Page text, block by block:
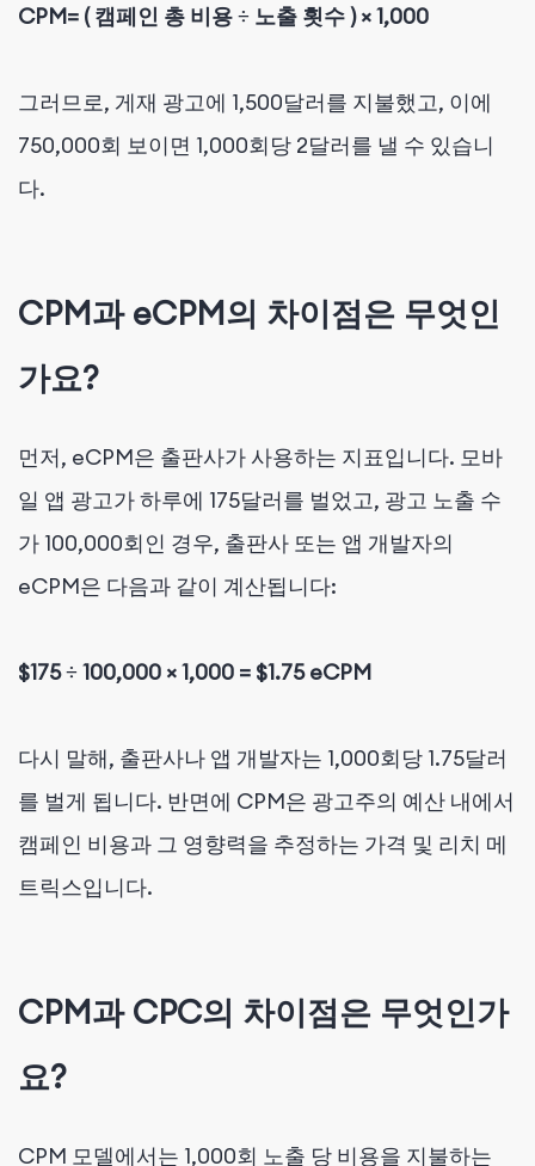
CPM= ( 캠페인 총 비용 ÷ 노출 횟수 ) × 1,000
그러므로, 게재 광고에 1,500달러를 지불했고, 이에
750,000회 보이면 1,000회당 2달러를 낼 수 있습니
다.
CPM과 eCPM의 차이점은 무엇인
가요?
먼저, eCPM은 출판사가 사용하는 지표입니다. 모바
일 앱 광고가 하루에 175달러를 벌었고, 광고 노출 수
가 100,000회인 경우, 출판사 또는 앱 개발자의
eCPM은 다음과 같이 계산됩니다:
$175 ÷ 100,000 × 1,000 = $1.75 eCPM
다시 말해, 출판사나 앱 개발자는 1,000회당 1.75달러
를 벌게 됩니다. 반면에 CPM은 광고주의 예산 내에서
캠페인 비용과 그 영향력을 추정하는 가격 및 리치 메
트릭스입니다.
CPM과 CPC의 차이점은 무엇인가
요?
CPM 모델에서는 1,000회 노출 당 비용을 지불하는